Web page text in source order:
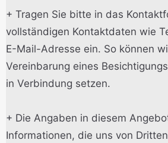
+ Tragen Sie bitte in das
vollständigen Kontaktdaten wie
E-Mail-Adresse ein. So können
Vereinbarung eines
in Verbindung setzen.
+ Die Angaben in diesem
Informationen, die uns von